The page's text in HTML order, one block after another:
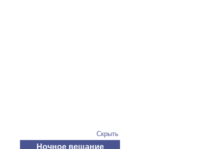
Скрыть
Ночное вещание